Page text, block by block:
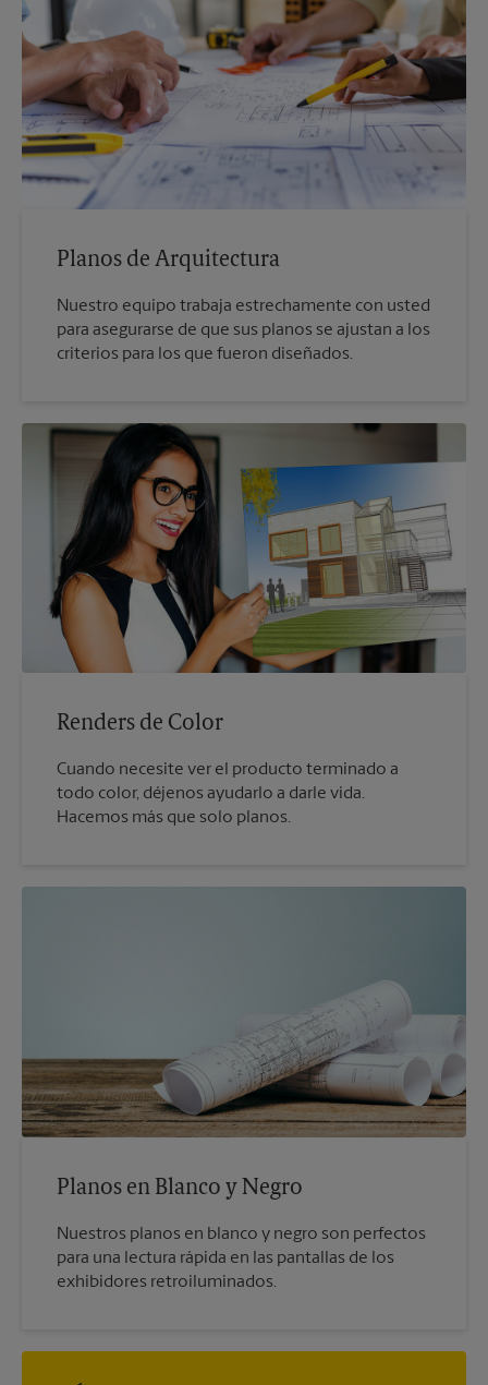
Planos de Arquitectura
Nuestro equipo trabaja estrechamente con usted
para asegurarse de que sus planos se ajustan a los
criterios para los que fueron diseñados.
Renders de Color
Cuando necesite ver el producto terminado a
todo color, déjenos ayudarlo a darle vida.
Hacemos más que solo planos.
Planos en Blanco y Negro
Nuestros planos en blanco y negro son perfectos
para una lectura rápida en las pantallas de los
exhibidores retroiluminados.